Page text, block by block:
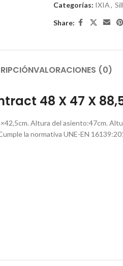
Categorías: IXIA,
Share:
VALORACIONES (0)
48 X 47 X
Altura del asiento:47cm.
la normativa UNE-EN